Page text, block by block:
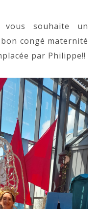
vous souhaite un
congé maternité
par Philippe!!